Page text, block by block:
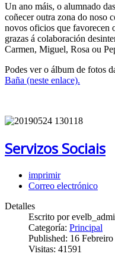
Un ano máis, o alumnado
coñecer outra zona do noso
novos oficios que favorecen
grazas á colaboración
Carmen, Miguel, Rosa ou
Podes ver o álbum de fotos
Baña (neste enlace).
Servizos Sociais
imprimir
Correo electrónico
Detalles
Escrito por
Categoría: Principal
Published: 16
Visitas: 41591